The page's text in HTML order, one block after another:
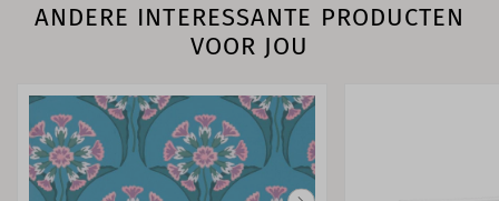
ANDERE INTERESSANTE PRODUCTEN
VOOR JOU